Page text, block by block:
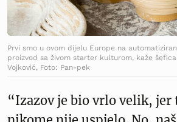
Prvi smo u ovom dijelu Europe na
proizvod sa živom starter kulturom, kaže
Vojković, Foto: Pan-pek
“Izazov je bio vrlo velik, jer